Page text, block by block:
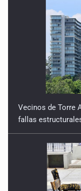
Vecinos de Torre
fallas